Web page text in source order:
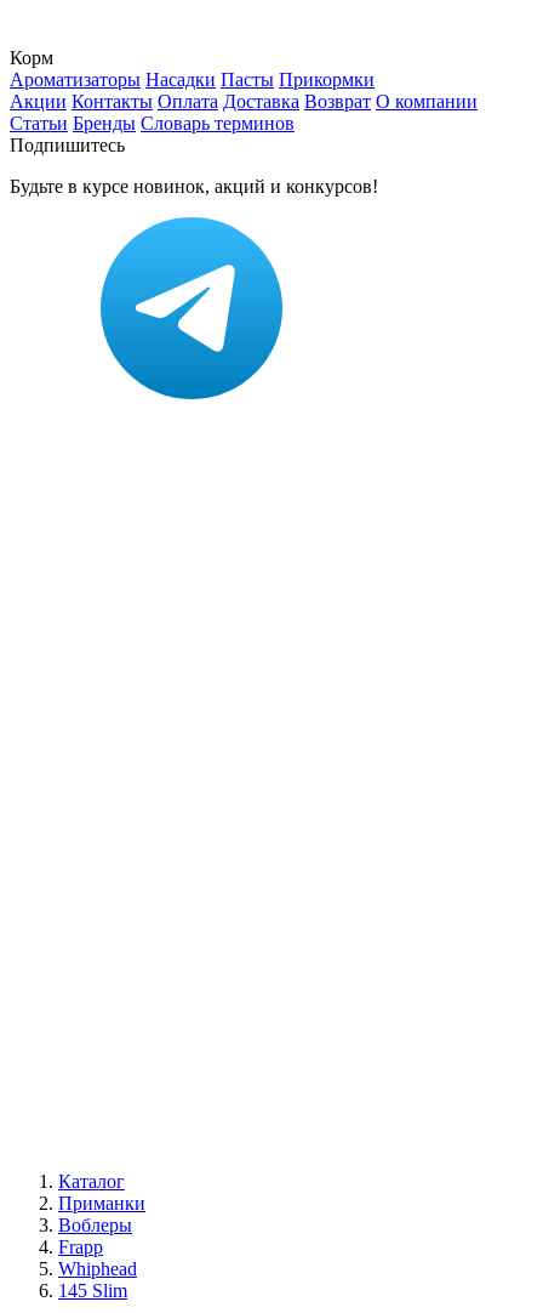
Корм
Ароматизаторы Насадки Пасты Прикормки
Акции Контакты Оплата Доставка Возврат О компании
Статьи Бренды Словарь терминов
Подпишитесь
Будьте в курсе новинок, акций и конкурсов!
Каталог
Приманки
Воблеры
Frapp
Whiphead
145 Slim